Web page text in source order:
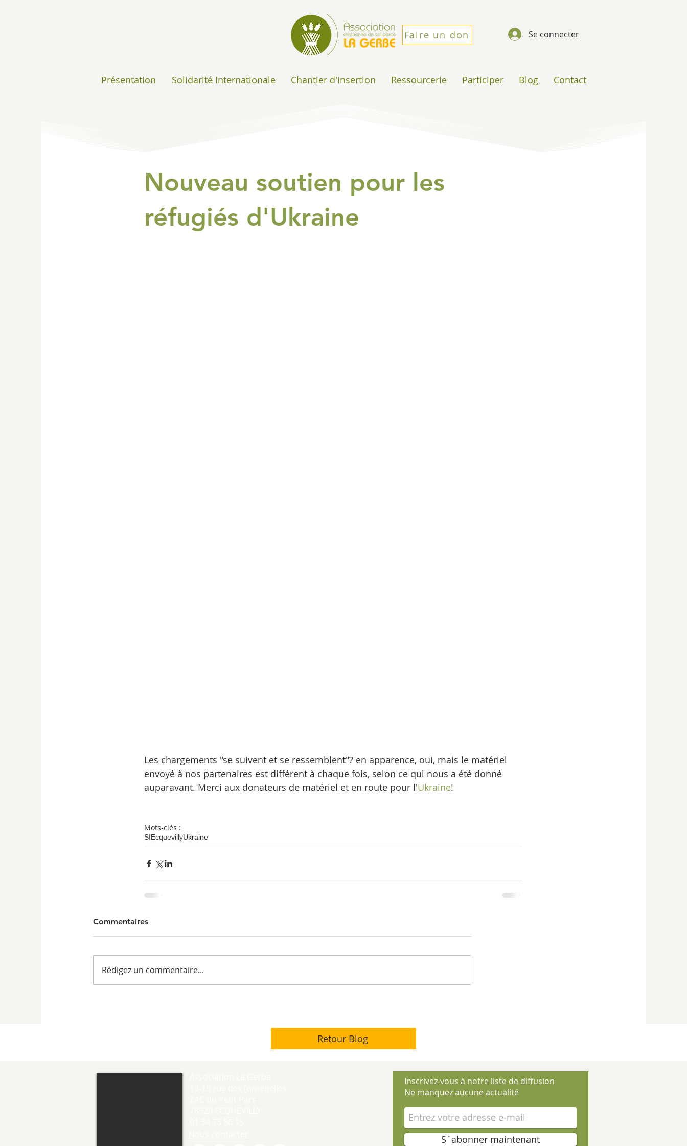
Se connecter
Faire un don
Présentation Solidarité Internationale Chantier d'insertion Ressourcerie Participer Blog Contact
Nouveau soutien pour les
réfugiés d'Ukraine
Les chargements "se suivent et se ressemblent"? en apparence, oui, mais le matériel
envoyé à nos partenaires est différent à chaque fois, selon ce qui nous a été donné
auparavant. Merci aux donateurs de matériel et en route pour l'Ukraine!
Mots-clés :
SIEcquevillyUkraine
Commentaires
Rédigez un commentaire...
Retour Blog
Inscrivez-vous à notre liste de diffusion
Ne manquez aucune actualité
S`abonner maintenant